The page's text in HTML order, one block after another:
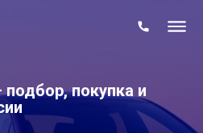
покупка и